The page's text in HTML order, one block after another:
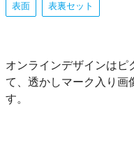
表面 表裏セット
オンラインデザインはピ
て、透かしマーク入り画
す。